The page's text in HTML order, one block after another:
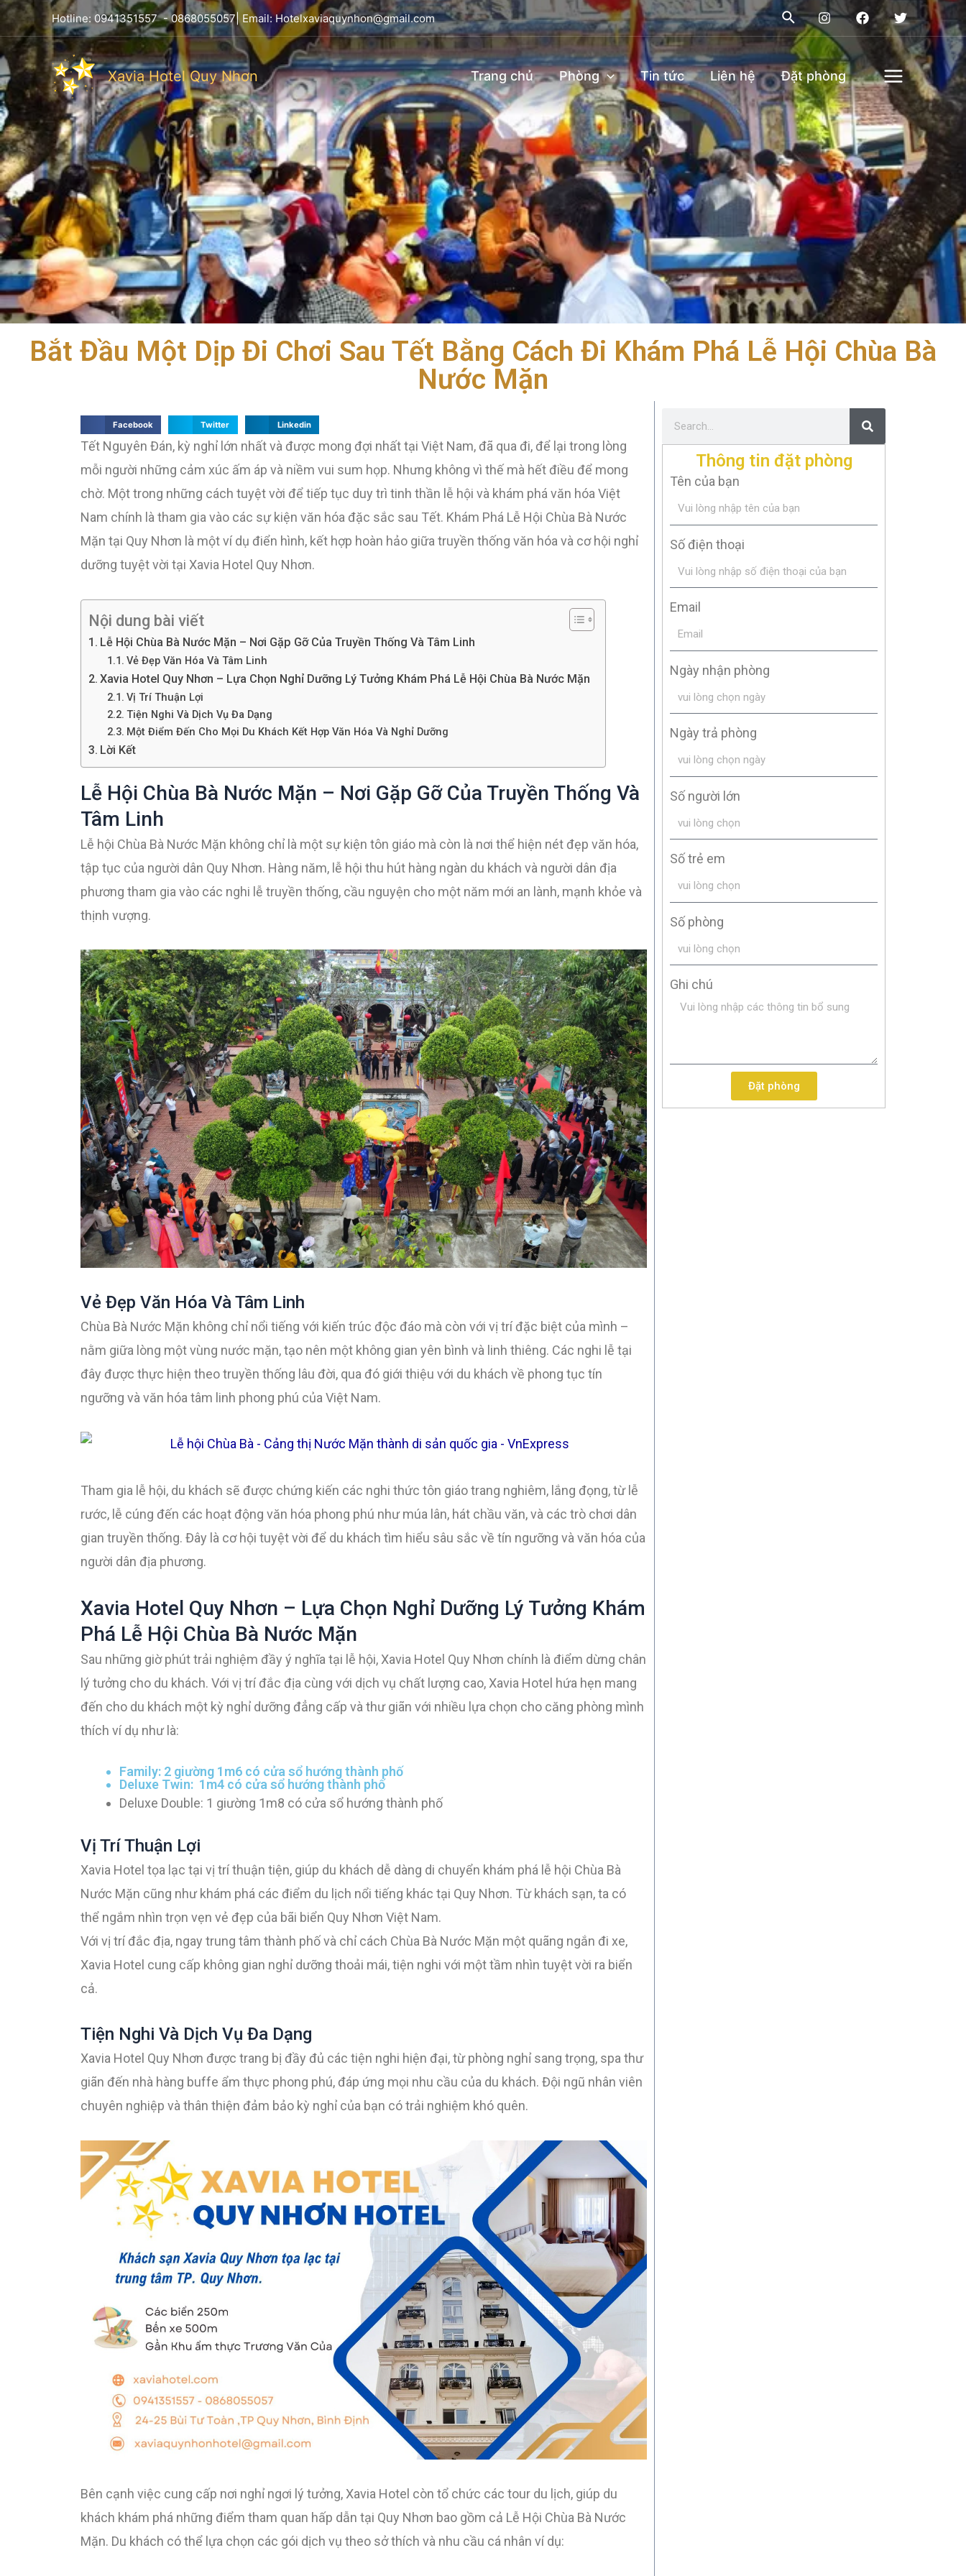
Hotline: 0941351557-0868055057| Email:Hotelxaviaquynhon@gmail.com
Xavia Hotel Quy Nhơn Trang chủ Phòng Tin tức Liên hệ Đặt phòng
Bắt Đầu Một Dịp Đi Chơi Sau Tết Bằng Cách Đi Khám Phá Lễ Hội Chùa Bà
Nước Mặn
Facebook Twitter Linkedin
Tết Nguyên Đán, kỳ nghỉ lớn nhất và được mong đợi nhất tại Việt Nam, đã qua đi, để lại trong lòng
mỗi người những cảm xúc ấm áp và niềm vui sum họp. Nhưng không vì thế mà hết điều để mong
chờ. Một trong những cách tuyệt vời để tiếp tục duy trì tinh thần lễ hội và khám phá văn hóa Việt
Nam chính là tham gia vào các sự kiện văn hóa đặc sắc sau Tết. Khám Phá Lễ Hội Chùa Bà Nước
Mặn tại Quy Nhơn là một ví dụ điển hình, kết hợp hoàn hảo giữa truyền thống văn hóa và cơ hội nghỉ
dưỡng tuyệt vời tại Xavia Hotel Quy Nhơn.
Nội dung bài viết
Lễ Hội Chùa Bà Nước Mặn – Nơi Gặp Gỡ Của Truyền Thống Và Tâm Linh
Vẻ Đẹp Văn Hóa Và Tâm Linh
Xavia Hotel Quy Nhơn – Lựa Chọn Nghỉ Dưỡng Lý Tưởng Khám Phá Lễ Hội Chùa Bà Nước Mặn
Vị Trí Thuận Lợi
Tiện Nghi Và Dịch Vụ Đa Dạng
Một Điểm Đến Cho Mọi Du Khách Kết Hợp Văn Hóa Và Nghỉ Dưỡng
Lời Kết
Lễ Hội Chùa Bà Nước Mặn – Nơi Gặp Gỡ Của Truyền Thống Và
Tâm Linh
Lễ hội Chùa Bà Nước Mặn không chỉ là một sự kiện tôn giáo mà còn là nơi thể hiện nét đẹp văn hóa,
tập tục của người dân Quy Nhơn. Hàng năm, lễ hội thu hút hàng ngàn du khách và người dân địa
phương tham gia vào các nghi lễ truyền thống, cầu nguyện cho một năm mới an lành, mạnh khỏe và
thịnh vượng.
Vẻ Đẹp Văn Hóa Và Tâm Linh
Chùa Bà Nước Mặn không chỉ nổi tiếng với kiến trúc độc đáo mà còn với vị trí đặc biệt của mình –
nằm giữa lòng một vùng nước mặn, tạo nên một không gian yên bình và linh thiêng. Các nghi lễ tại
đây được thực hiện theo truyền thống lâu đời, qua đó giới thiệu với du khách về phong tục tín
ngưỡng và văn hóa tâm linh phong phú của Việt Nam.
Tham gia lễ hội, du khách sẽ được chứng kiến các nghi thức tôn giáo trang nghiêm, lắng đọng, từ lễ
rước, lễ cúng đến các hoạt động văn hóa phong phú như múa lân, hát chầu văn, và các trò chơi dân
gian truyền thống. Đây là cơ hội tuyệt vời để du khách tìm hiểu sâu sắc về tín ngưỡng và văn hóa của
người dân địa phương.
Xavia Hotel Quy Nhơn – Lựa Chọn Nghỉ Dưỡng Lý Tưởng Khám
Phá Lễ Hội Chùa Bà Nước Mặn
Sau những giờ phút trải nghiệm đầy ý nghĩa tại lễ hội, Xavia Hotel Quy Nhơn chính là điểm dừng chân
lý tưởng cho du khách. Với vị trí đắc địa cùng với dịch vụ chất lượng cao, Xavia Hotel hứa hẹn mang
đến cho du khách một kỳ nghỉ dưỡng đẳng cấp và thư giãn với nhiều lựa chọn cho căng phòng mình
thích ví dụ như là:
Family: 2 giường 1m6 có cửa sổ hướng thành phố
Deluxe Twin: 1m4 có cửa sổ hướng thành phố
Deluxe Double: 1 giường 1m8 có cửa sổ hướng thành phố
Vị Trí Thuận Lợi
Xavia Hotel tọa lạc tại vị trí thuận tiện, giúp du khách dễ dàng di chuyển khám phá lễ hội Chùa Bà
Nước Mặn cũng như khám phá các điểm du lịch nổi tiếng khác tại Quy Nhơn. Từ khách sạn, ta có
thể ngắm nhìn trọn vẹn vẻ đẹp của bãi biển Quy Nhơn Việt Nam.
Với vị trí đắc địa, ngay trung tâm thành phố và chỉ cách Chùa Bà Nước Mặn một quãng ngắn đi xe,
Xavia Hotel cung cấp không gian nghỉ dưỡng thoải mái, tiện nghi với một tầm nhìn tuyệt vời ra biển
cả.
Tiện Nghi Và Dịch Vụ Đa Dạng
Xavia Hotel Quy Nhơn được trang bị đầy đủ các tiện nghi hiện đại, từ phòng nghỉ sang trọng, spa thư
giãn đến nhà hàng buffe ẩm thực phong phú, đáp ứng mọi nhu cầu của du khách. Đội ngũ nhân viên
chuyên nghiệp và thân thiện đảm bảo kỳ nghỉ của bạn có trải nghiệm khó quên.
Bên cạnh việc cung cấp nơi nghỉ ngơi lý tưởng, Xavia Hotel còn tổ chức các tour du lịch, giúp du
khách khám phá những điểm tham quan hấp dẫn tại Quy Nhơn bao gồm cả Lễ Hội Chùa Bà Nước
Mặn. Du khách có thể lựa chọn các gói dịch vụ theo sở thích và nhu cầu cá nhân ví dụ:
Thông tin đặt phòng
Tên của bạn
Số điện thoại
Email
Ngày nhận phòng
Ngày trả phòng
Số người lớn
Số trẻ em
Số phòng
Ghi chú
Đặt phòng